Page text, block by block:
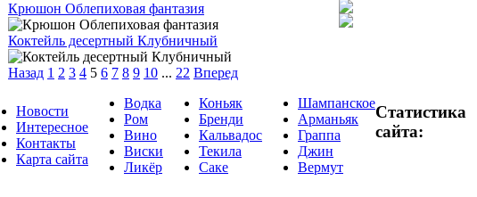
Крюшон Облепиховая фантазия
Коктейль десертный Клубничный
Назад 1 2 3 4 5 6 7 8 9 10 ... 22 Вперед
Новости
Интересное
Контакты
Карта сайта
Водка
Ром
Вино
Виски
Ликёр
Коньяк
Бренди
Кальвадос
Текила
Саке
Шампанское
Арманьяк
Граппа
Джин
Вермут
Статистика
сайта: